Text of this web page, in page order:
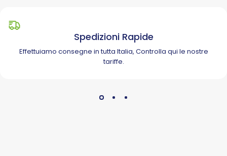
Spedizioni Rapide
Effettuiamo consegne in tutta Italia, Controlla qui le nostre
tariffe.